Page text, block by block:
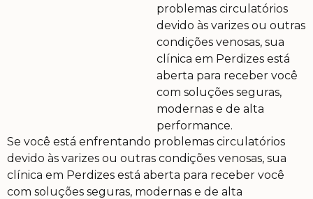
problemas circulatórios
devido às varizes ou outras
condições venosas, sua
clínica em Perdizes está
aberta para receber você
com soluções seguras,
modernas e de alta
performance.
Trabalho incansavelmente para garantir que meus
pacientes se sintam acolhidos e encontrem o bem-
estar e a qualidade de vida que merecem. Para isso,
permaneço em contínuo aprimoramento técnico,
Se você está enfrentando problemas circulatórios
devido às varizes ou outras condições venosas, sua
clínica em Perdizes está aberta para receber você
com soluções seguras, modernas e de alta